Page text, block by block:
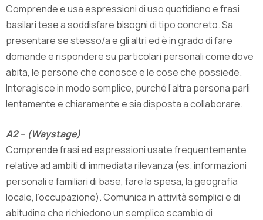
Comprende e usa espressioni di uso quotidiano e frasi
basilari tese a soddisfare bisogni di tipo concreto. Sa
presentare se stesso/a e gli altri ed è in grado di fare
domande e rispondere su particolari personali come dove
abita, le persone che conosce e le cose che possiede.
Interagisce in modo semplice, purché l’altra persona parli
lentamente e chiaramente e sia disposta a collaborare.
A2 – (Waystage)
Comprende frasi ed espressioni usate frequentemente
relative ad ambiti di immediata rilevanza (es. informazioni
personali e familiari di base, fare la spesa, la geografia
locale, l’occupazione). Comunica in attività semplici e di
abitudine che richiedono un semplice scambio di